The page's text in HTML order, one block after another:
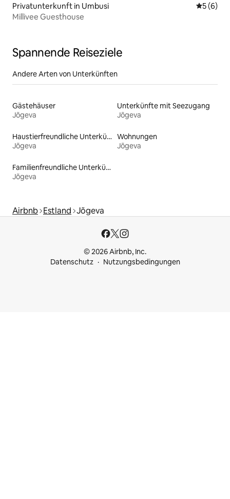
Privatunterkunft in Umbusi
5 (6)
Millivee Guesthouse
Spannende Reiseziele
Andere Arten von Unterkünften
Gästehäuser
Jõgeva
Unterkünfte mit Seezugang
Jõgeva
Haustierfreundliche Unterkünfte
Jõgeva
Wohnungen
Jõgeva
Familienfreundliche Unterkünfte
Jõgeva
Airbnb Estland Jõgeva
© 2026 Airbnb, Inc.
Datenschutz
Nutzungsbedingungen